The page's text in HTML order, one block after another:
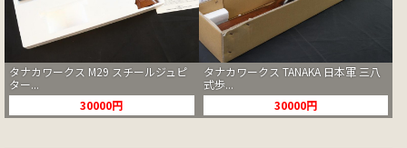
タナカワークス M29 スチールジュピ
ター...
30000円
タナカワークス TANAKA 日本軍 三八
式歩...
30000円